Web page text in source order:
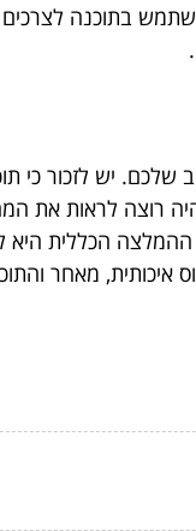
בתוכנה לצרכים
יש לזכור כי
רוצה לראות את
הכללית היא
מאחר